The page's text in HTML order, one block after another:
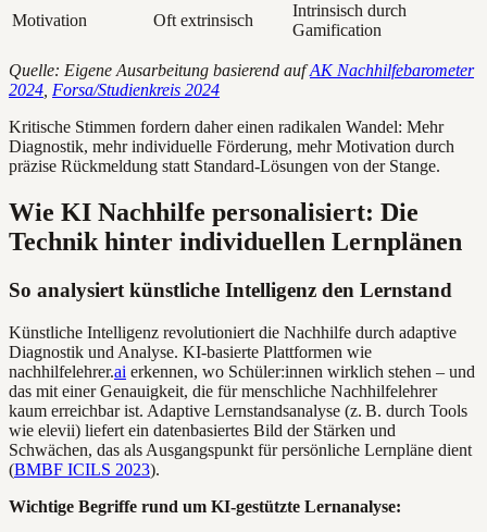
Motivation
Oft extrinsisch
Intrinsisch durch
Gamification
Quelle: Eigene Ausarbeitung basierend aufAK Nachhilfebarometer
2024 Forsa/Studienkreis 2024
Kritische Stimmen fordern daher einen radikalen Wandel: Mehr
Diagnostik, mehr individuelle Förderung, mehr Motivation durch
präzise Rückmeldung statt Standard-Lösungen von der Stange.
Wie KI Nachhilfe personalisiert: Die
Technik hinter individuellen Lernplänen
So analysiert künstliche Intelligenz den Lernstand
Künstliche Intelligenz revolutioniert die Nachhilfe durch adaptive
Diagnostik und Analyse. KI-basierte Plattformen wie
nachhilfelehrer.ai erkennen, wo Schüler:innen wirklich stehen – und
das mit einer Genauigkeit, die für menschliche Nachhilfelehrer
kaum erreichbar ist. Adaptive Lernstandsanalyse (z. B. durch Tools
wie elevii) liefert ein datenbasiertes Bild der Stärken und
Schwächen, das als Ausgangspunkt für persönliche Lernpläne dient
(BMBF ICILS 2023).
Wichtige Begriffe rund um KI-gestützte Lernanalyse: